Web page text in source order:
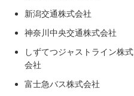
新潟交通株式会社
神奈川中央交通株式会社
しずてつジャストライン株式
会社
富士急バス株式会社